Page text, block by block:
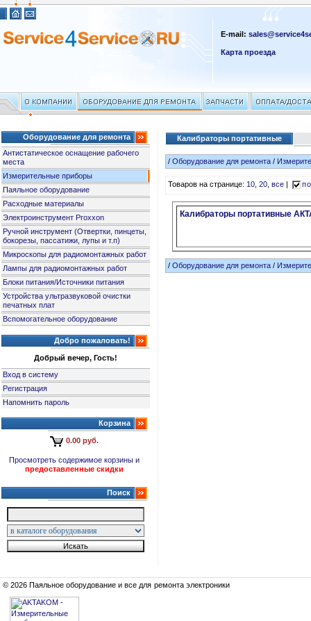
E-mail:
Карта проезда
Оборудование для ремонта
Антистатическое оснащение рабочего
места
Измерительные приборы
Паяльное оборудование
Расходные материалы
Электроинструмент Proxxon
Ручной инструмент (Отвертки, пинцеты,
бокорезы, пассатижи, лупы и т.п)
Микроскопы для радиомонтажных работ
Лампы для радиомонтажных работ
Блоки питания/Источники питания
Устройства ультразвуковой очистки
печатных плат
Вспомогательное оборудование
Добро пожаловать!
Добрый вечер, Гость!
Вход в систему
Регистрация
Напомнить пароль
Корзина
0.00 руб.
Просмотреть содержимое корзины и
предоставленные скидки
Поиск
Калибраторы портативные
/Оборудование для ремонта /
Товаров на странице:10,20,все
Калибраторы портативные
/Оборудование для ремонта /
© 2026 Паяльное оборудование и все для ремонта электроники